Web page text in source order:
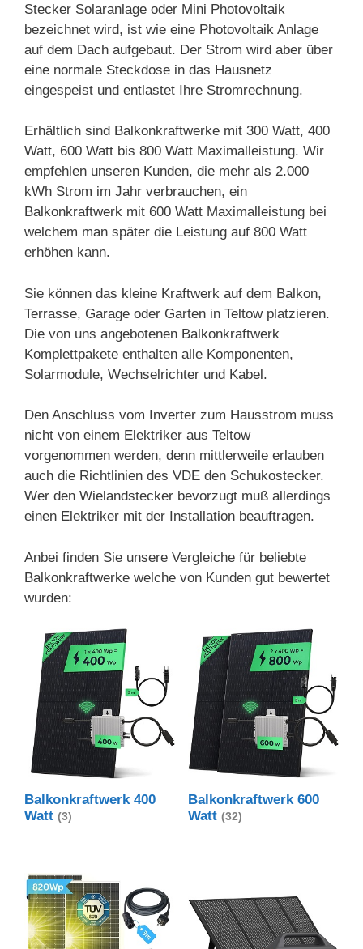
Stecker Solaranlage oder Mini Photovoltaik
bezeichnet wird, ist wie eine Photovoltaik Anlage
auf dem Dach aufgebaut. Der Strom wird aber über
eine normale Steckdose in das Hausnetz
eingespeist und entlastet Ihre Stromrechnung.
Erhältlich sind Balkonkraftwerke mit 300 Watt, 400
Watt, 600 Watt bis 800 Watt Maximalleistung. Wir
empfehlen unseren Kunden, die mehr als 2.000
kWh Strom im Jahr verbrauchen, ein
Balkonkraftwerk mit 600 Watt Maximalleistung bei
welchem man später die Leistung auf 800 Watt
erhöhen kann.
Sie können das kleine Kraftwerk auf dem Balkon,
Terrasse, Garage oder Garten in Teltow platzieren.
Die von uns angebotenen Balkonkraftwerk
Komplettpakete enthalten alle Komponenten,
Solarmodule, Wechselrichter und Kabel.
Den Anschluss vom Inverter zum Hausstrom muss
nicht von einem Elektriker aus Teltow
vorgenommen werden, denn mittlerweile erlauben
auch die Richtlinien des VDE den Schukostecker.
Wer den Wielandstecker bevorzugt muß allerdings
einen Elektriker mit der Installation beauftragen.
Anbei finden Sie unsere Vergleiche für beliebte
Balkonkraftwerke welche von Kunden gut bewertet
wurden:
Balkonkraftwerk 400
Watt (3)
Balkonkraftwerk 600
Watt (32)